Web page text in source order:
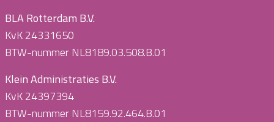
BLA Rotterdam B.V.
KvK 24331650
BTW-nummer NL8189.03.508.B.01
Klein Administraties B.V.
KvK 24397394
BTW-nummer NL8159.92.464.B.01